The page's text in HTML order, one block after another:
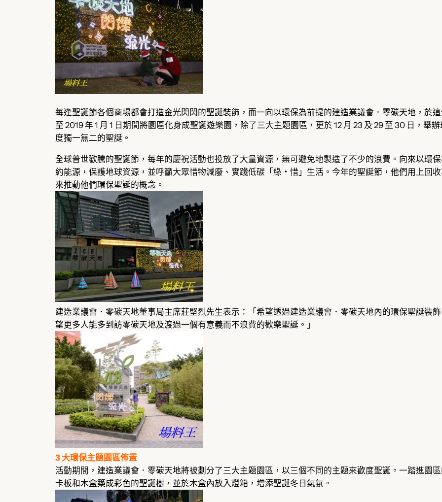
每逢聖誕節各個商場都會打造金光閃閃的聖誕裝飾，而一向以環保為前提的建造業議會．零碳天地，於
至 2019 年 1 月 1 日期間將園區化身成聖誕遊樂園，除了三大主題園區，更於 12 月 23 及 29 至 30 日，
度獨一無二的聖誕。
全球普世歡騰的聖誕節，每年的慶祝活動也投放了大量資源，無可避免地製造了不少的浪費。向來以環
約能源，保護地球資源，並呼籲大眾惜物減廢、實踐低碳「綠‧惜」生活。今年的聖誕節，他們用上回
來推動他們環保聖誕的概念。
建造業議會．零碳天地董事局主席莊堅烈先生表示：「希望透過建造業議會．零碳天地內的環保聖誕裝
望更多人能多到訪零碳天地及渡過一個有意義而不浪費的歡樂聖誕。」
3 大環保主題園區佈置
活動期間，建造業議會．零碳天地將被劃分了三大主題園區，以三個不同的主題來歡度聖誕。一踏進園
卡板和木盒築成彩色的聖誕樹，並於木盒內放入燈箱，增添聖誕冬日氣氛。